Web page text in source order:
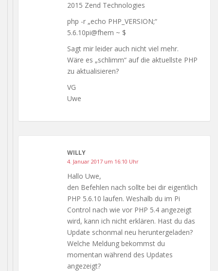
2015 Zend Technologies
php -r „echo PHP_VERSION;“
5.6.10pi@fhem ~ $
Sagt mir leider auch nicht viel mehr.
Wäre es „schlimm“ auf die aktuellste PHP
zu aktualisieren?
VG
Uwe
WILLY
4. Januar 2017 um 16:10 Uhr
Hallo Uwe,
den Befehlen nach sollte bei dir eigentlich
PHP 5.6.10 laufen. Weshalb du im Pi
Control nach wie vor PHP 5.4 angezeigt
wird, kann ich nicht erklären. Hast du das
Update schonmal neu heruntergeladen?
Welche Meldung bekommst du
momentan während des Updates
angezeigt?